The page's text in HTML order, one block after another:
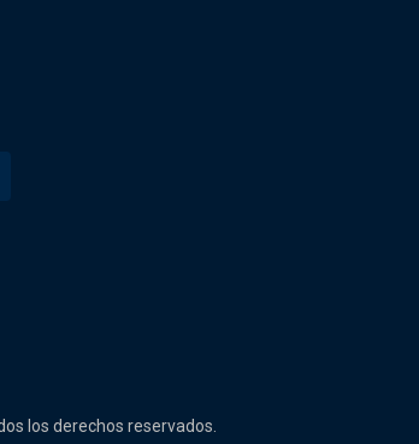
los derechos reservados.